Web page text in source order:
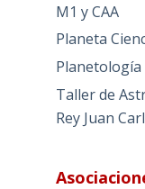
M1 y CAA
Planeta
Planetología
Taller de
Rey Juan